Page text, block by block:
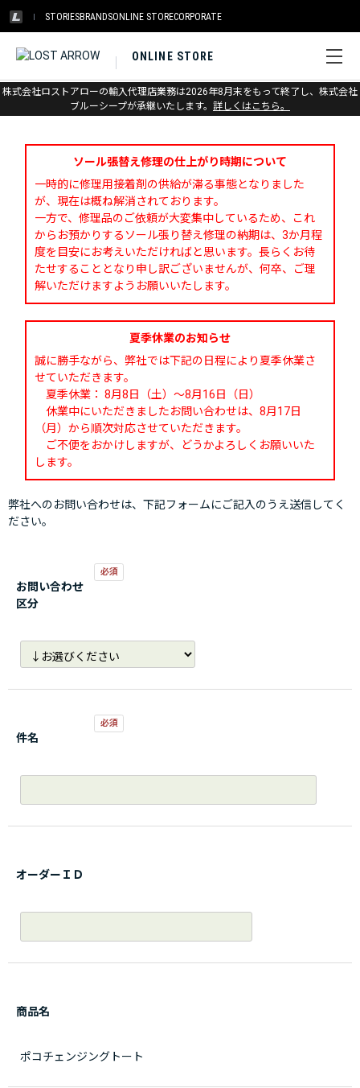
STORIESBRANDSONLINE STORECORPORATE
ONLINE STORE
株式会社ロストアローの輸入代理店業務は2026年8月末をもって終了し、株式会社
ブルーシープが承継いたします。 詳しくはこちら。
お問い合わせ
ソール張替え修理の仕上がり時期について
一時的に修理用接着剤の供給が滞る事態となりました
が、現在は概ね解消されております。
一方で、修理品のご依頼が大変集中しているため、これ
からお預かりするソール張り替え修理の納期は、3か月程
度を目安にお考えいただければと思います。長らくお待
たせすることとなり申し訳ございませんが、何卒、ご理
解いただけますようお願いいたします。
夏季休業のお知らせ
誠に勝手ながら、弊社では下記の日程により夏季休業さ
せていただきます。
夏季休業： 8月8日（土）～8月16日（日）
休業中にいただきましたお問い合わせは、8月17日
（月）から順次対応させていただきます。
ご不便をおかけしますが、どうかよろしくお願いいた
します。
弊社へのお問い合わせは、下記フォームにご記入のうえ送信してく
ださい。
お問い合わせ
区分
件名
オーダーＩＤ
商品名
ポコチェンジングトート